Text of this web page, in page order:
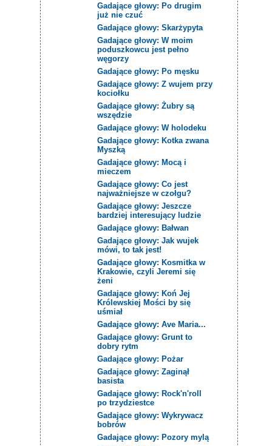
Gadające głowy: Po drugim
już nie czuć
Gadające głowy: Skarżypyta
Gadające głowy: W moim
poduszkowcu jest pełno
węgorzy
Gadające głowy: Po męsku
Gadające głowy: Z wujem przy
kociołku
Gadające głowy: Żubry są
wszędzie
Gadające głowy: W holodeku
Gadające głowy: Kotka zwana
Myszką
Gadające głowy: Mocą i
mieczem
Gadające głowy: Co jest
najważniejsze w czołgu?
Gadające głowy: Jeszcze
bardziej interesujący ludzie
Gadające głowy: Bałwan
Gadające głowy: Jak wujek
mówi, to tak jest!
Gadające głowy: Kosmitka w
Krakowie, czyli Jeremi się
żeni
Gadające głowy: Koń Jej
Królewskiej Mości by się
uśmiał
Gadające głowy: Ave Maria...
Gadające głowy: Grunt to
dobry rytm
Gadające głowy: Pożar
Gadające głowy: Zaginął
basista
Gadające głowy: Rock'n'roll
po trzydziestce
Gadające głowy: Wykrywacz
bobrów
Gadające głowy: Pozory mylą